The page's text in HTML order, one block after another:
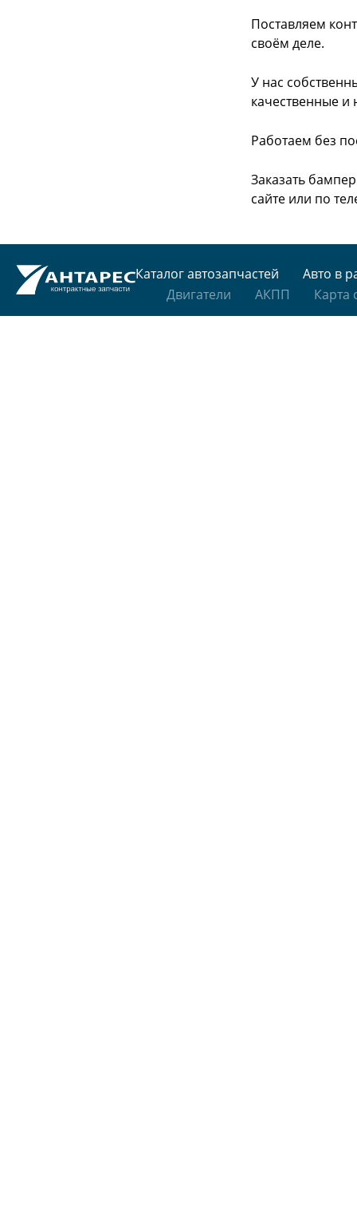
Поставляем
своём деле.
У нас
качественные и
Работаем без
Заказать
сайте или по
Каталог автозапчастей
Авто в
Двигатели
АКПП Карта